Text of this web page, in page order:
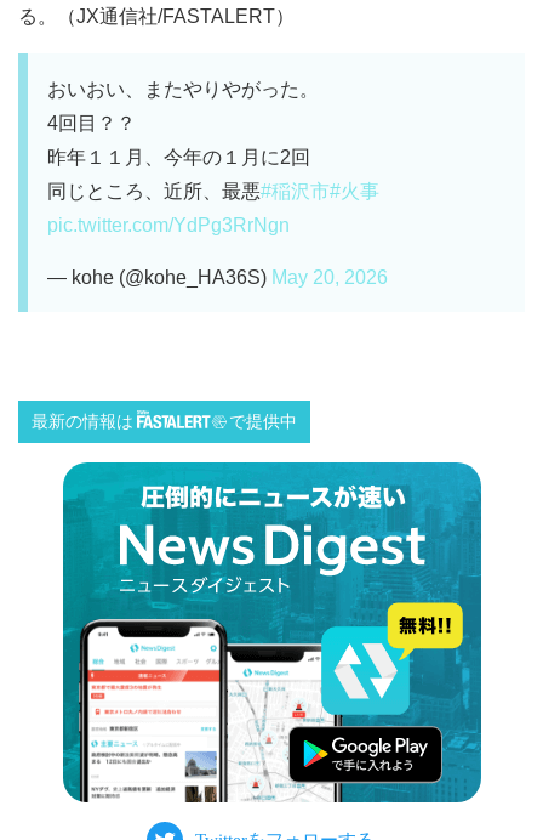
る。（JX通信社/FASTALERT）
おいおい、またやりやがった。
4回目？？
昨年１１月、今年の１月に2回
同じところ、近所、最悪#稲沢市#火事
pic.twitter.com/YdPg3RrNgn
— kohe (@kohe_HA36S) May 20, 2026
最新の情報は で提供中